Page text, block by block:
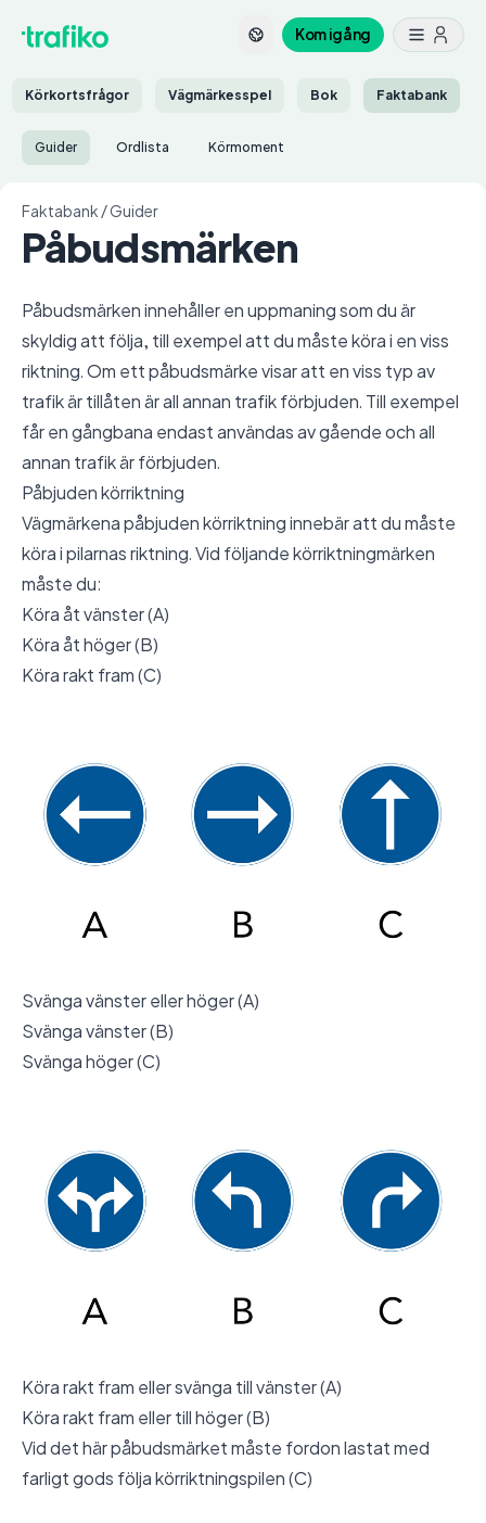
Kom igång
Körkortsfrågor Vägmärkesspel Bok Faktabank
Guider Ordlista Körmoment
Faktabank /Guider
Påbudsmärken
Påbudsmärken innehåller en uppmaning som du är
skyldig att följa, till exempel att du måste köra i en viss
riktning. Om ett påbudsmärke visar att en viss typ av
trafik är tillåten är all annan trafik förbjuden. Till exempel
får en gångbana endast användas av gående och all
annan trafik är förbjuden.
Påbjuden körriktning
Vägmärkena påbjuden körriktning innebär att du måste
köra i pilarnas riktning. Vid följande körriktningmärken
måste du:
Köra åt vänster (A)
Köra åt höger (B)
Köra rakt fram (C)
Svänga vänster eller höger (A)
Svänga vänster (B)
Svänga höger (C)
Köra rakt fram eller svänga till vänster (A)
Köra rakt fram eller till höger (B)
Vid det här påbudsmärket måste fordon lastat med
farligt gods följa körriktningspilen (C)